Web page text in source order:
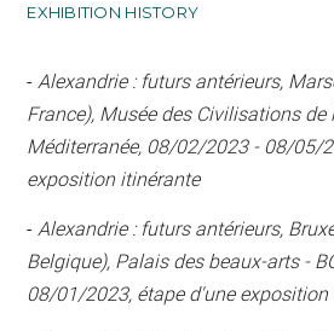
EXHIBITION HISTORY
- Alexandrie : futurs antérieurs,
France), Musée des Civilisations de
Méditerranée, 08/02/2023 - 08/05/
exposition itinérante
-Alexandrie : futurs antérieurs,
Belgique), Palais des beaux-arts -
08/01/2023, étape d'une exposition